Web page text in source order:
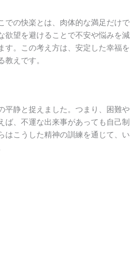
での快楽とは、肉体的な満足だけで
欲望を避けることで不安や悩みを減
す。この考え方は、安定した幸福を
えです。
平静と捉えました。つまり、困難や
ば、不運な出来事があっても自己制
はこうした精神の訓練を通じて、い